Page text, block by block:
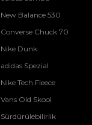
New Balance 530
Converse Chuck 70
Nike Dunk
adidas Spezial
Nike Tech Fleece
Vans Old Skool
Sürdürülebilirlik